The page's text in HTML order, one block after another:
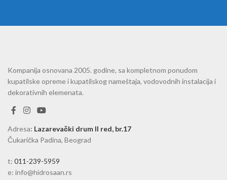
Kompanija osnovana 2005. godine, sa kompletnom ponudom
kupatilske opreme i kupatilskog nameštaja, vodovodnih instalacija i
dekorativnih elemenata.
Adresa: Lazarevački drum II red, br.17
Čukarička Padina, Beograd
t: 011-239-5959
e: info@hidrosaan.rs